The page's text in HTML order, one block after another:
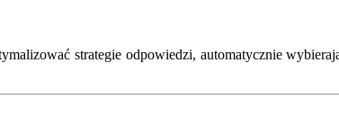
strategie odpowiedzi, automatycznie